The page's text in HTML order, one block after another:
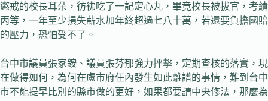
懲戒的校長耳朵，彷彿吃了一記定心丸，畢竟校長被拔官，考績
丙等，一年至少損失薪水加年終超過七八十萬，若還要負擔國賠
的壓力，恐怕受不了。
台中市議員張家銨、議員張芬郁強力抨擊，定期查核的落實，現
在做得如何，為何在盧市府任內發生如此離譜的事情，難到台中
市不能提早比別的縣市做的更好，如果都要請中央修法，那麼為